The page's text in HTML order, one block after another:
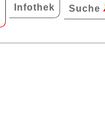
Infothek Suche